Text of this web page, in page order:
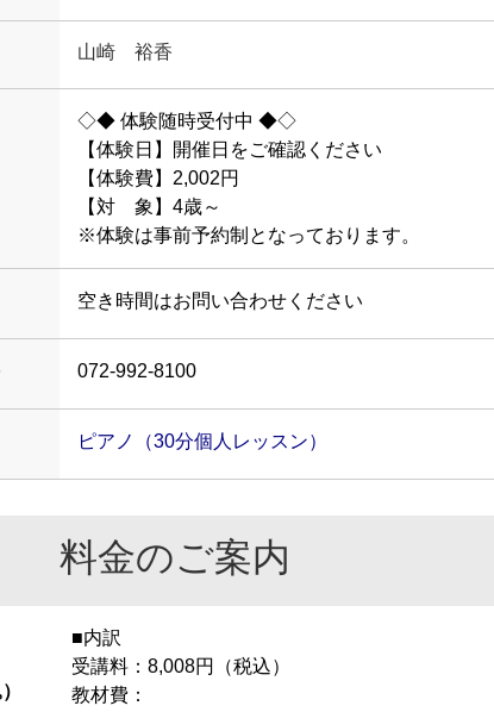
山崎 裕香
◇◆ 体験随時受付中 ◆◇
【体験日】開催日をご確認ください
【体験費】2,002円
【対 象】4歳～
※体験は事前予約制となっております。
空き時間はお問い合わせください
072-992-8100
ピアノ（30分個人レッスン）
料金のご案内
■内訳
受講料：8,008円（税込）
教材費：